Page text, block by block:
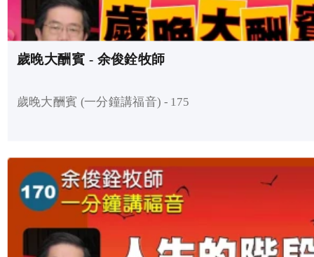
歲晚大酬賓 - 余俊銓牧師
歲晚大酬賓 (一分鐘講福音) - 175